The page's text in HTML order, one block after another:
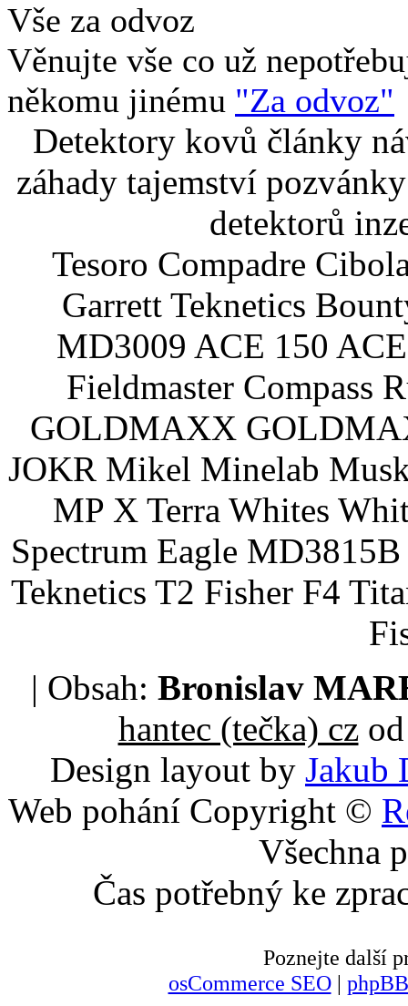
Vše za odvoz
Věnujte vše co už
někomu jinému "Za odvoz"
Detektory kovů články
záhady tajemství
detektorů
Tesoro Compadre
Garrett Teknetics
MD3009 ACE 150
Fieldmaster Compass
GOLDMAXX
JOKR Mikel Minelab
MP X Terra Whites
Spectrum Eagle
Teknetics T2 Fisher F4
| Obsah: Bronislav
hantec (tečka) czod
Design layout by Jakub
Web pohání Copyright ©
Všechna
Čas potřebný ke
Poznejte další
osCommerce SEO|